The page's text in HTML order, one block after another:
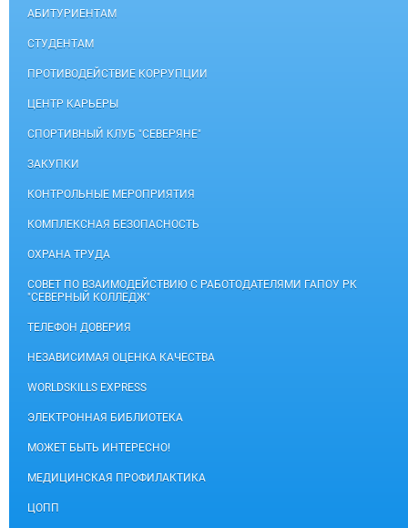
АБИТУРИЕНТАМ
СТУДЕНТАМ
ПРОТИВОДЕЙСТВИЕ КОРРУПЦИИ
ЦЕНТР КАРЬЕРЫ
СПОРТИВНЫЙ КЛУБ "СЕВЕРЯНЕ"
ЗАКУПКИ
КОНТРОЛЬНЫЕ МЕРОПРИЯТИЯ
КОМПЛЕКСНАЯ БЕЗОПАСНОСТЬ
ОХРАНА ТРУДА
СОВЕТ ПО ВЗАИМОДЕЙСТВИЮ С РАБОТОДАТЕЛЯМИ ГАПОУ РК
"СЕВЕРНЫЙ КОЛЛЕДЖ"
ТЕЛЕФОН ДОВЕРИЯ
НЕЗАВИСИМАЯ ОЦЕНКА КАЧЕСТВА
WORLDSKILLS EXPRESS
ЭЛЕКТРОННАЯ БИБЛИОТЕКА
МОЖЕТ БЫТЬ ИНТЕРЕСНО!
МЕДИЦИНСКАЯ ПРОФИЛАКТИКА
ЦОПП